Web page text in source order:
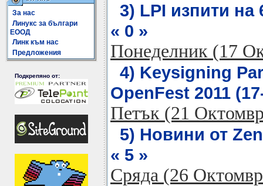
За нас
Линукс за българи
ЕООД
Линк към нас
Предложения
Подкрепяно от:
3) LPI изпити на
« 0 »
Понеделник (17
4) Keysigning
OpenFest 2011
Петък (21
5) Новини от
« 5 »
Сряда (26